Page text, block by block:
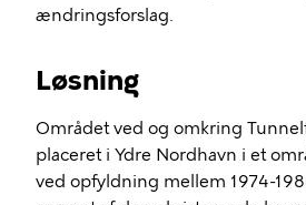
ændringsforslag.
Løsning
Området ved og omkring
placeret i Ydre Nordhavn i et
ved opfyldning mellem 1974-